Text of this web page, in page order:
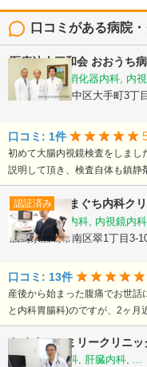
口コミがある病院
医療法人三和会 おおうち
循環器内科, 消化器内科, 内
広島県広島市中区大手町3丁
口コミ: 1件
初めて大腸内視鏡検査をしまし
説明して頂き、検査自体も鎮静
認証済み やまぐち内科ク
内科, 消化器内科, 内視鏡内
広島県広島市南区翠1丁目3-
口コミ: 13件
産後から始まった腹痛でお世
と内科胃腸科)のですが、2ヶ月
たくまファミリークリニッ
内科, 胃腸内科, 肝臓内科, ...